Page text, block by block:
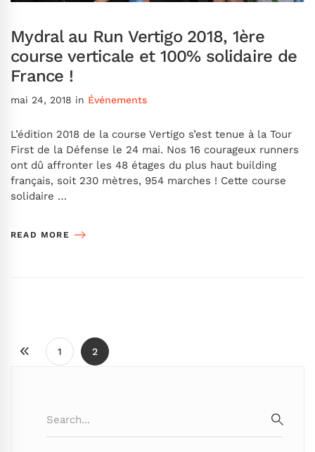
Mydral au Run Vertigo 2018, 1ère
course verticale et 100% solidaire de
France !
mai 24, 2018 in Événements
L’édition 2018 de la course Vertigo s’est tenue à la Tour
First de la Défense le 24 mai. Nos 16 courageux runners
ont dû affronter les 48 étages du plus haut building
français, soit 230 mètres, 954 marches ! Cette course
solidaire …
READ MORE
1 2
for: